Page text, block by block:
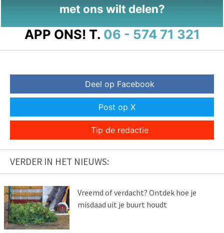
met ons wilt delen?
APP ONS! T. 06 - 574 71 321
Deel op Facebook
Post op X
Tip de redactie
VERDER IN HET NIEUWS:
Vreemd of verdacht? Ontdek hoe je
misdaad uit je buurt houdt